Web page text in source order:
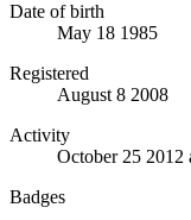
Date of birth
May 18 1985
Registered
August 8 2008
Activity
October 25 2012
Badges